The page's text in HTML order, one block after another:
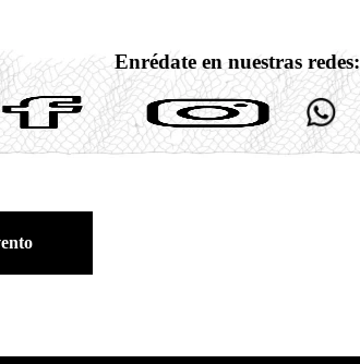
Enrédate en nuestras redes: